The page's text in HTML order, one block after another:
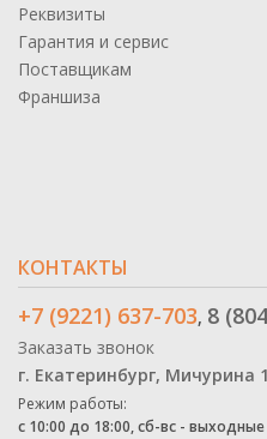
Реквизиты
Гарантия и сервис
Поставщикам
Франшиза
КОНТАКТЫ
+7 (9221) 637-703, 8
Заказать звонок
г. Екатеринбург, Мичурина
Режим работы:
с 10:00 до 18:00, сб-вс -